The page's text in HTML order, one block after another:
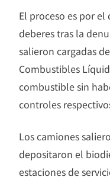
El proceso es por
deberes tras la
salieron cargadas
Combustibles
combustible sin
controles
Los camiones
depositaron el
estaciones de